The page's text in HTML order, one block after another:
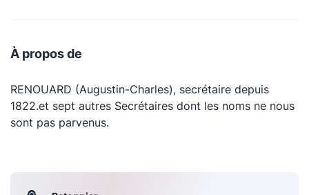
À propos de
RENOUARD (Augustin-Charles), secrétaire depuis
1822.et sept autres Secrétaires dont les noms ne nous
sont pas parvenus.
Le Concours de la Conférence
La Conférence Berryer